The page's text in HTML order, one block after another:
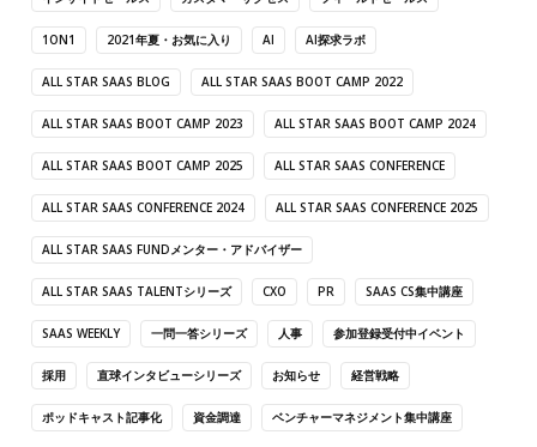
1ON1 2021年夏・お気に入り AI AI探求ラボ
ALL STAR SAAS BLOG ALL STAR SAAS BOOT CAMP 2022
ALL STAR SAAS BOOT CAMP 2023 ALL STAR SAAS BOOT CAMP 2024
ALL STAR SAAS BOOT CAMP 2025 ALL STAR SAAS CONFERENCE
ALL STAR SAAS CONFERENCE 2024 ALL STAR SAAS CONFERENCE 2025
ALL STAR SAAS FUNDメンター・アドバイザー
ALL STAR SAAS TALENTシリーズ CXO PR SAAS CS集中講座
SAAS WEEKLY 一問一答シリーズ 人事 参加登録受付中イベント
採用 直球インタビューシリーズ お知らせ 経営戦略
ポッドキャスト記事化 資金調達 ベンチャーマネジメント集中講座